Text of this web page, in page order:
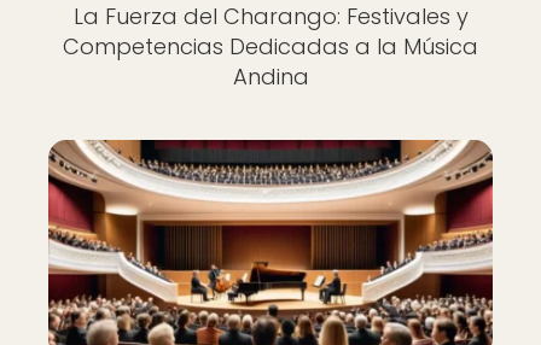
La Fuerza del Charango: Festivales y
Competencias Dedicadas a la Música
Andina